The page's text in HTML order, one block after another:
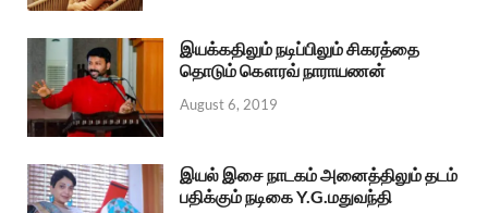
இயக்கதிலும் நடிப்பிலும் சிகரத்தை
தொடும் கௌரவ் நாராயணன்
August 6, 2019
இயல் இசை நாடகம் அனைத்திலும் தடம்
பதிக்கும் நடிகை Y.G.மதுவந்தி